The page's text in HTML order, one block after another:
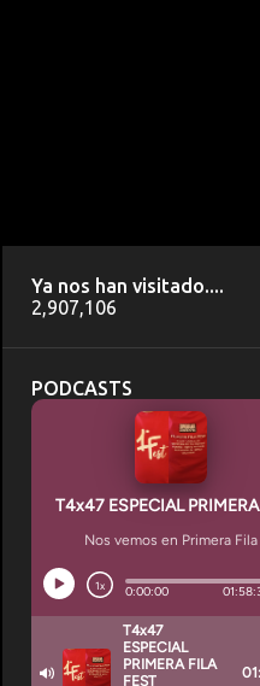
Ya nos han visitado....
2,907,106
PODCASTS